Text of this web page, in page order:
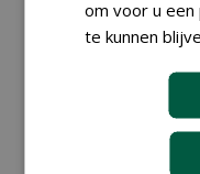
Meld je aan
nieuwsbrief.
om voor u
te kunnen